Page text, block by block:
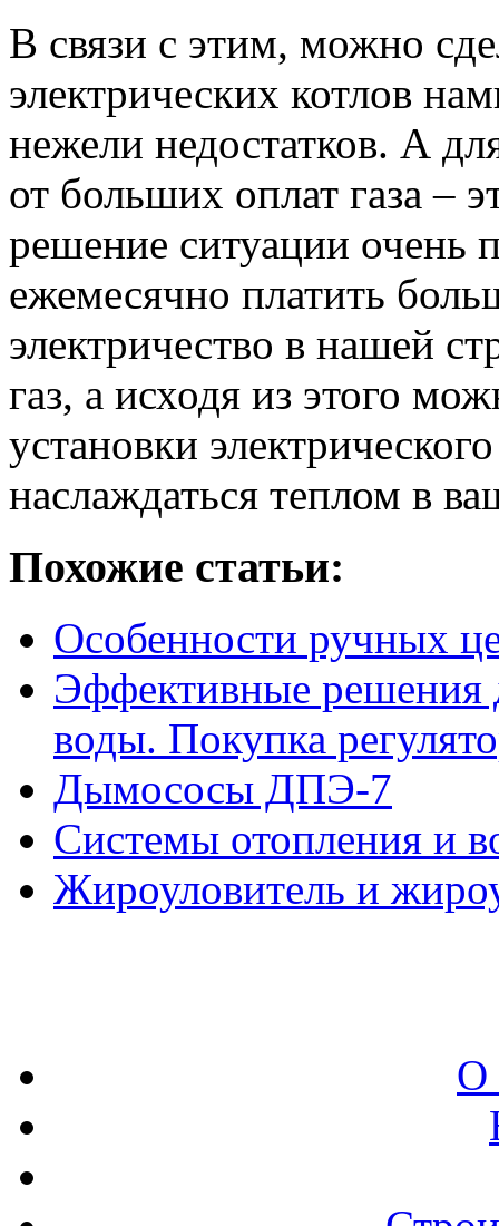
В связи с этим, можно
электрических котлов
нежели недостатков. А
от больших оплат газа –
решение ситуации очень
ежемесячно платить
электричество в нашей
газ, а исходя из этого
установки
наслаждаться теплом в
Похожие статьи:
Особенности ручных
Эффективные решения
воды. Покупка
Дымососы ДПЭ-7
Системы отопления и
Жироуловитель и
О